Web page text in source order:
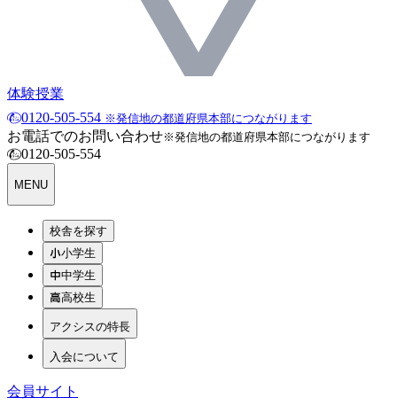
体験授業
0120-505-554 ※発信地の都道府県本部につながります
お電話でのお問い合わせ※発信地の都道府県本部につながります
0120-505-554
MENU
校舎を探す
小学生
中学生
高校生
アクシスの特長
入会について
会員サイト